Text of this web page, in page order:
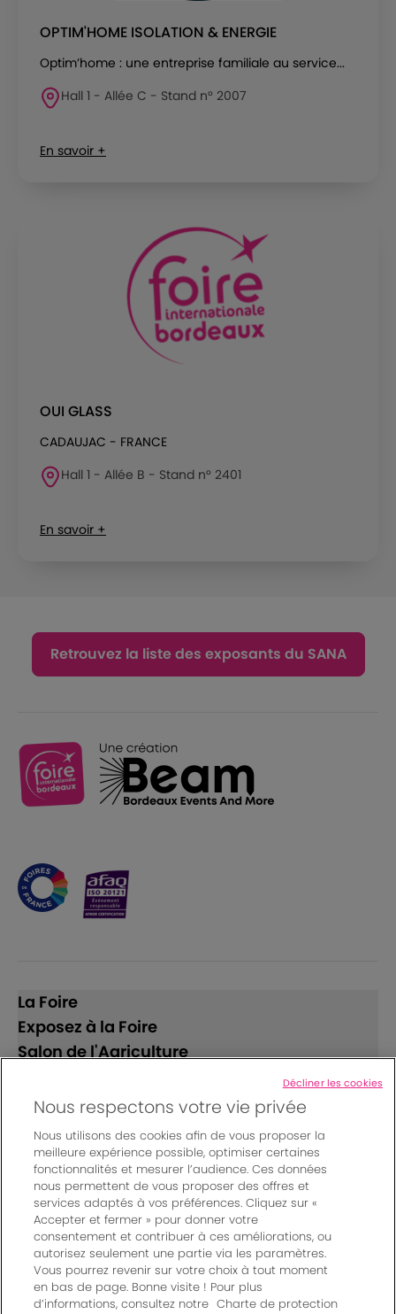
OPTIM'HOME ISOLATION & ENERGIE
Optim’home : une entreprise familiale au service...
Hall 1 - Allée C - Stand n° 2007
En savoir +
OUI GLASS
CADAUJAC - FRANCE
Hall 1 - Allée B - Stand n° 2401
En savoir +
Retrouvez la liste des exposants du SANA
La Foire
Exposez à la Foire
Salon de l'Agriculture
Suivez-nous
© Bordeaux Events And More | Rue Jean Samazeuilh - CS
20088 - 33070 Bordeaux cedex - France
Mentions légales|
Règlement général des manifestations
Un événement organisé par Bordeaux Events And More
Nous respectons votre vie privée
Nous utilisons des cookies afin de vous proposer la
meilleure expérience possible, optimiser certaines
fonctionnalités et mesurer l’audience. Ces données
nous permettent de vous proposer des offres et
services adaptés à vos préférences. Cliquez sur «
Accepter et fermer » pour donner votre
consentement et contribuer à ces améliorations, ou
autorisez seulement une partie via les paramètres.
Vous pourrez revenir sur votre choix à tout moment
en bas de page. Bonne visite ! Pour plus
d’informations, consultez notre Charte de protection
Décliner les cookies